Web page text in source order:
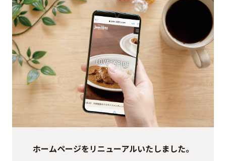
ホームページをリニューアルいたしました。